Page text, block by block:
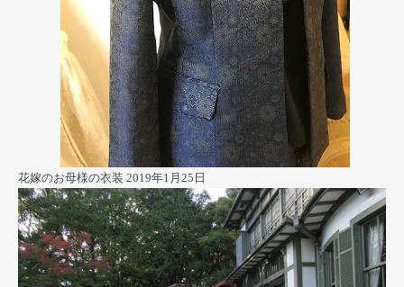
花嫁のお母様の衣装 2019年1月25日